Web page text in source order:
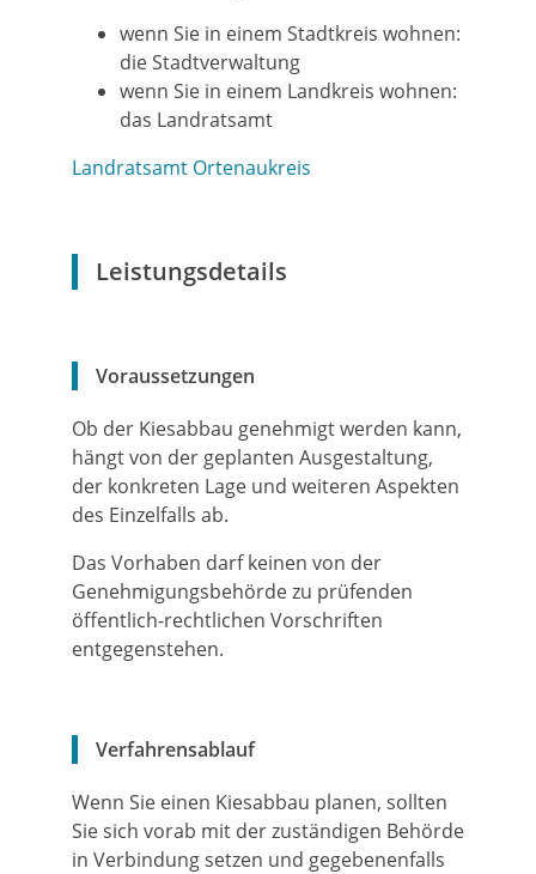
wenn Sie in einem Stadtkreis wohnen:
die Stadtverwaltung
wenn Sie in einem Landkreis wohnen:
das Landratsamt
Landratsamt Ortenaukreis
Leistungsdetails
Voraussetzungen
Ob der Kiesabbau genehmigt werden kann,
hängt von der geplanten Ausgestaltung,
der konkreten Lage und weiteren Aspekten
des Einzelfalls ab.
Das Vorhaben darf keinen von der
Genehmigungsbehörde zu prüfenden
öffentlich-rechtlichen Vorschriften
entgegenstehen.
Verfahrensablauf
Wenn Sie einen Kiesabbau planen, sollten
Sie sich vorab mit der zuständigen Behörde
in Verbindung setzen und gegebenenfalls